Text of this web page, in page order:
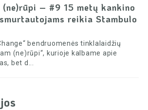
(ne)rūpi – #9 15 metų kankino
reikia Stambulo
bendruomenės tinklalaidžių
(ne)rūpi“, kurioje kalbame apie
bet d...